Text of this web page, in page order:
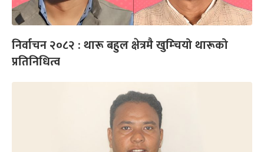
निर्वाचन २०८२ : थारू बहुल क्षेत्रमै खुम्चियो थारूको
प्रतिनिधित्व